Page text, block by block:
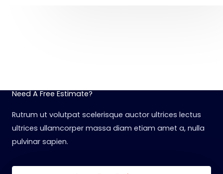
Need A Free Estimate?
Rutrum ut volutpat scelerisque auctor ultrices lectus
ultrices ullamcorper massa diam etiam amet a, nulla
pulvinar sapien.